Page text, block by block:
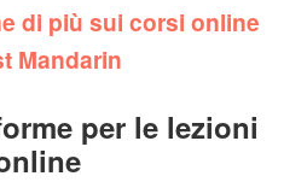
di più sui corsi online
Mandarin
per le lezioni